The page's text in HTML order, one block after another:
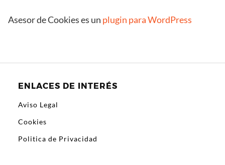
Asesor de Cookies es un plugin para WordPress
ENLACES DE INTERÉS
Aviso Legal
Cookies
Politica de Privacidad